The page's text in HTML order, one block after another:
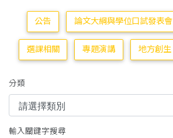
公告 論文大綱與學位口試發表會
選課相關 專題演講 地方創生
分類
輸入關鍵字搜尋